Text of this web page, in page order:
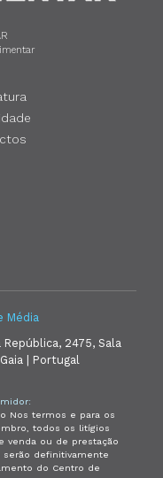
Média
2475, Sala
| Portugal
Nos termos e para os
todos os litígios
venda ou de prestação
definitivamente
do Centro de